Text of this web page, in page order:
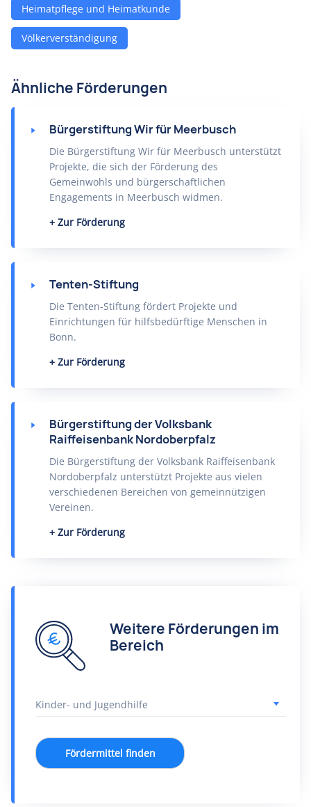
Heimatpflege und Heimatkunde
Völkerverständigung
Ähnliche Förderungen
Bürgerstiftung Wir für Meerbusch
Die Bürgerstiftung Wir für Meerbusch unterstützt
Projekte, die sich der Förderung des
Gemeinwohls und bürgerschaftlichen
Engagements in Meerbusch widmen.
Zur Förderung
Tenten-Stiftung
Die Tenten-Stiftung fördert Projekte und
Einrichtungen für hilfsbedürftige Menschen in
Bonn.
Zur Förderung
Bürgerstiftung der Volksbank
Raiffeisenbank Nordoberpfalz
Die Bürgerstiftung der Volksbank Raiffeisenbank
Nordoberpfalz unterstützt Projekte aus vielen
verschiedenen Bereichen von gemeinnützigen
Vereinen.
Zur Förderung
Weitere Förderungen im
Bereich
Fördermittel finden